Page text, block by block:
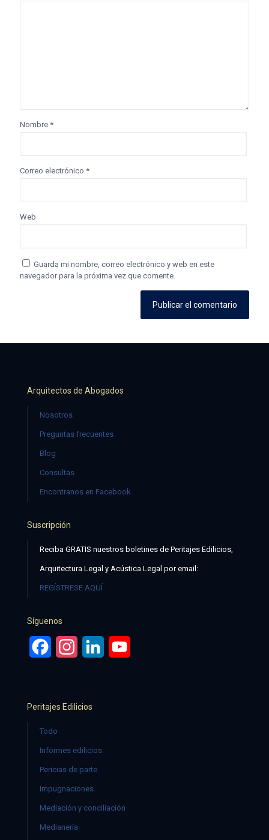
Nombre *
Correo electrónico *
Web
Guarda mi nombre, correo electrónico y web en este
navegador para la próxima vez que comente.
Arquitectos de Abogados
Nosotros
Preguntas frecuentes
Blog
Consultas
Encontranos en Facebook
Suscripción
Reciba GRATIS nuestros boletines de Peritajes Edilicios,
Arquitectura Legal y Acústica Legal por email:
REGÍSTRESE AQUÍ
Síguenos
FacebookInstagramLinkedIn
Peritajes Edilicios
Todo
Informes edilicios
Pericias de parte
Impugnaciones
Mediación y conciliación
Medianería